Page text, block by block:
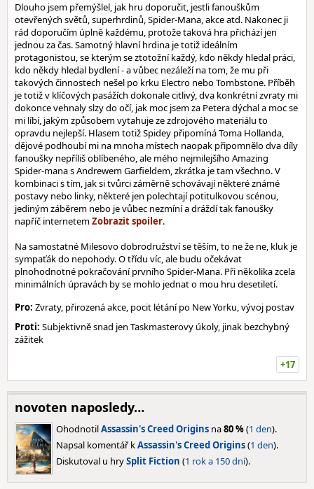
Dlouho jsem přemýšlel, jak hru doporučit, jestli fanouškům
otevřených světů, superhrdinů, Spider-Mana, akce atd. Nakonec ji
rád doporučím úplně každému, protože taková hra přichází jen
jednou za čas. Samotný hlavní hrdina je totiž ideálním
protagonistou, se kterým se ztotožní každý, kdo někdy hledal práci,
kdo někdy hledal bydlení - a vůbec nezáleží na tom, že mu při
takových činnostech nešel po krku Electro nebo Tombstone. Příběh
je totiž v klíčových pasážích dokonale citlivý, dva konkrétní zvraty mi
dokonce vehnaly slzy do očí, jak moc jsem za Petera dýchal a moc se
mi líbí, jakým způsobem vytahuje ze zdrojového materiálu to
opravdu nejlepší. Hlasem totiž Spidey připomíná Toma Hollanda,
dějové podhoubí mi na mnoha místech naopak připomnělo dva díly
fanoušky nepříliš oblíbeného, ale mého nejmilejšího Amazing
Spider-mana s Andrewem Garfieldem, zkrátka je tam všechno. V
kombinaci s tím, jak si tvůrci záměrně schovávají některé známé
postavy nebo linky, některé jen polechtají potitulkovou scénou,
jediným záběrem nebo je vůbec nezmíní a dráždí tak fanoušky
napříč internetem
.
Na samostatné Milesovo dobrodružství se těším, to ne že ne, kluk je
sympaťák do nepohody. O třídu víc, ale budu očekávat
plnohodnotné pokračování prvního Spider-Mana. Při několika zcela
minimálních úpravách by se mohlo jednat o mou hru desetiletí.
Pro: Zvraty, přirozená akce, pocit létání po New Yorku, vývoj postav
Proti: Subjektivně snad jen Taskmasterovy úkoly, jinak bezchybný
zážitek
+17
novoten naposledy…
OhodnotilAssassin's Creed Origins na80 %(1 den).
Napsal komentář kAssassin's Creed Origins(1 den).
Diskutoval u hrySplit Fiction (1 rok a 150 dní).